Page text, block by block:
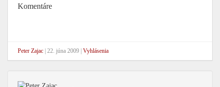
Komentáre
Peter Zajac 22. júna 2009 Vyhlásenia